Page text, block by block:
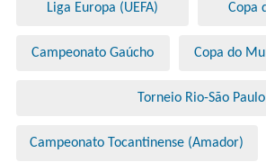
Liga Europa (UEFA) Copa
Campeonato Gaúcho Copa do
Torneio Rio-São Paulo
Campeonato Tocantinense (Amador)